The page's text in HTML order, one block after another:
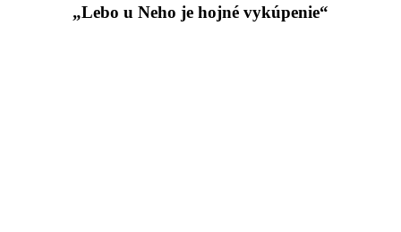
„Lebo u Neho je hojné vykúpenie“